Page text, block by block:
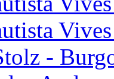
-